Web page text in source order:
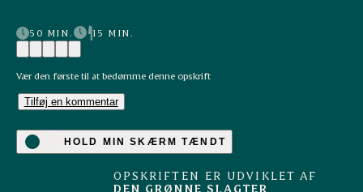
50 MIN. 15 MIN.
Vær den første til at bedømme denne opskrift
Tilføj en kommentar
HOLD MIN SKÆRM TÆNDT
OPSKRIFTEN ER UDVIKLET AF
DEN GRØNNE SLAGTER